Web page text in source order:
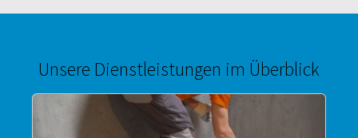
Unsere Dienstleistungen im Überblick